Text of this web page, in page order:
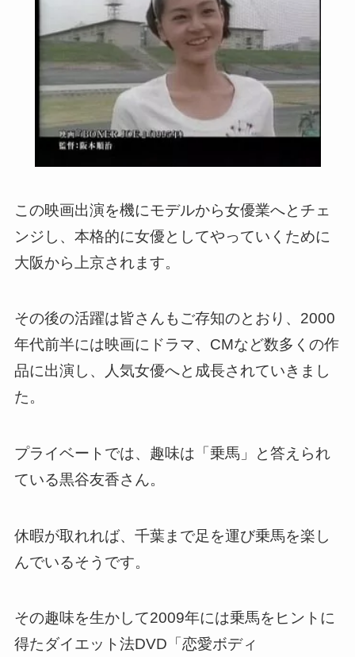
この映画出演を機にモデルから女優業へとチェ
ンジし、本格的に女優としてやっていくために
大阪から上京されます。
その後の活躍は皆さんもご存知のとおり、2000
年代前半には映画にドラマ、CMなど数多くの作
品に出演し、人気女優へと成長されていきまし
た。
プライベートでは、趣味は「乗馬」と答えられ
ている黒谷友香さん。
休暇が取れれば、千葉まで足を運び乗馬を楽し
んでいるそうです。
その趣味を生かして2009年には乗馬をヒントに
得たダイエット法DVD「恋愛ボディ